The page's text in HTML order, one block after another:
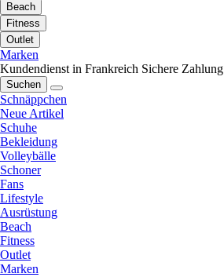
Beach
Fitness
Outlet
Marken
Kundendienst in Frankreich Sichere Zahlung
Suchen
Schnäppchen
Neue Artikel
Schuhe
Bekleidung
Volleybälle
Schoner
Fans
Lifestyle
Ausrüstung
Beach
Fitness
Outlet
Marken